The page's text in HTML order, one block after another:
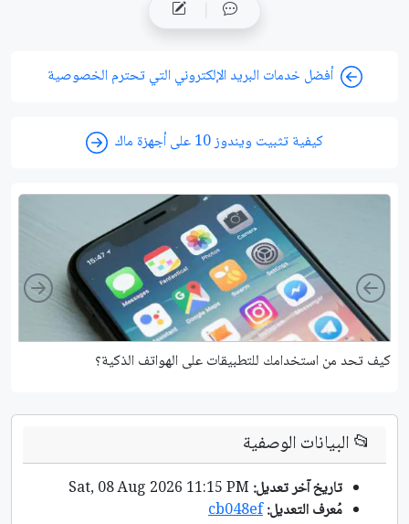
أفضل خدمات البريد الإلكتروني التي تحترم الخصوصية
كيفية تثبيت ويندوز 10 على أجهزة ماك
كيف تحد من استخدامك للتطبيقات على الهواتف الذكية؟
Left
📂البيانات الوصفية
تاريخ آخر تعديل:
مُعرف التعديل:cb048ef